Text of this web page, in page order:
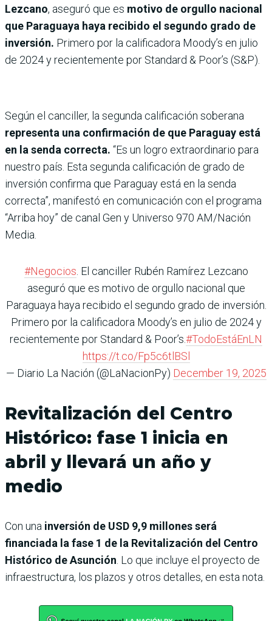
Lezcano, aseguró que es motivo de orgullo nacional
que Paraguaya haya recibido el segundo grado de
inversión. Primero por la calificadora Moody’s en julio
de 2024 y recientemente por Standard & Poor’s (S&P).
Según el canciller, la segunda calificación soberana
representa una confirmación de que Paraguay está
en la senda correcta. “Es un logro extraordinario para
nuestro país. Esta segunda calificación de grado de
inversión confirma que Paraguay está en la senda
correcta”, manifestó en comunicación con el programa
“Arriba hoy” de canal Gen y Universo 970 AM/Nación
Media.
#Negocios . El canciller Rubén Ramírez Lezcano
aseguró que es motivo de orgullo nacional que
Paraguaya haya recibido el segundo grado de inversión.
Primero por la calificadora Moody’s en julio de 2024 y
recientemente por Standard & Poor’s.#TodoEstáEnLN
https://t.co/Fp5c6tlBSl
— Diario La Nación (@LaNacionPy) December 19, 2025
Revitalización del Centro
Histórico: fase 1 inicia en
abril y llevará un año y
medio
Con una inversión de USD 9,9 millones será
financiada la fase 1 de la Revitalización del Centro
Histórico de Asunción . Lo que incluye el proyecto de
infraestructura, los plazos y otros detalles, en esta nota.